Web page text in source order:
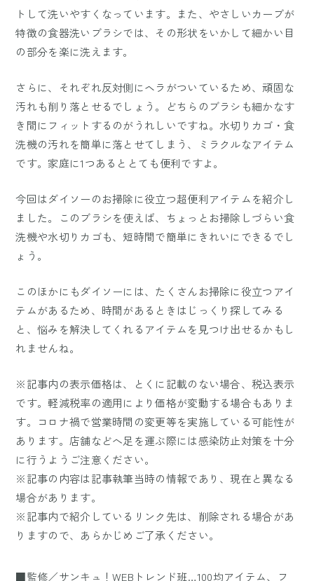
トして洗いやすくなっています。また、やさしいカーブが
特徴の食器洗いブラシでは、その形状をいかして細かい目
の部分を楽に洗えます。
さらに、それぞれ反対側にヘラがついているため、頑固な
汚れも削り落とせるでしょう。どちらのブラシも細かなす
き間にフィットするのがうれしいですね。水切りカゴ・食
洗機の汚れを簡単に落とせてしまう、ミラクルなアイテム
です。家庭に1つあるととても便利ですよ。
今回はダイソーのお掃除に役立つ超便利アイテムを紹介し
ました。このブラシを使えば、ちょっとお掃除しづらい食
洗機や水切りカゴも、短時間で簡単にきれいにできるでし
ょう。
このほかにもダイソーには、たくさんお掃除に役立つアイ
テムがあるため、時間があるときはじっくり探してみる
と、悩みを解決してくれるアイテムを見つけ出せるかもし
れませんね。
※記事内の表示価格は、とくに記載のない場合、税込表示
です。軽減税率の適用により価格が変動する場合もありま
す。コロナ禍で営業時間の変更等を実施している可能性が
あります。店舗などへ足を運ぶ際には感染防止対策を十分
に行うようご注意ください。
※記事の内容は記事執筆当時の情報であり、現在と異なる
場合があります。
※記事内で紹介しているリンク先は、削除される場合があ
りますので、あらかじめご了承ください。
■監修／サンキュ！WEBトレンド班…100均アイテム、フ